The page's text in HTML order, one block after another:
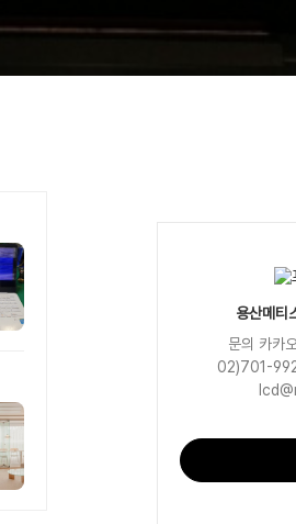
용산메
문의 카카
02)701-